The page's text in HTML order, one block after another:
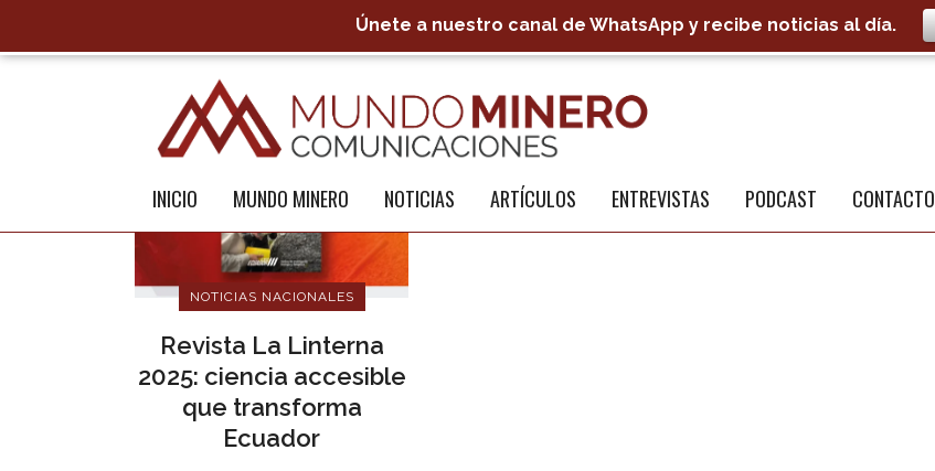
INICIO MUNDO MINERO NOTICIAS ARTÍCULOS ENTREVISTAS PODCAST CONTACTO
NOTICIAS NACIONALES
Revista La Linterna
2025: ciencia accesible
que transforma
Ecuador
Únete a nuestro canal de WhatsApp y recibe noticias al día.